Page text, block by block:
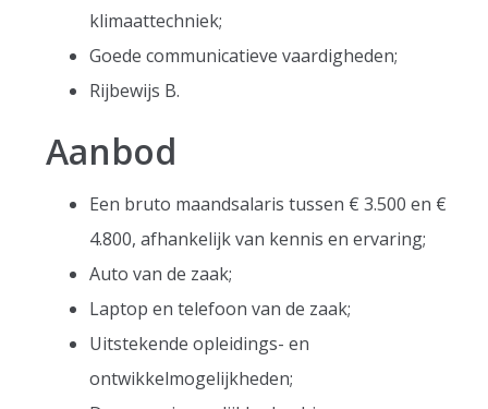
klimaattechniek;
Goede communicatieve vaardigheden;
Rijbewijs B.
Aanbod
Een bruto maandsalaris tussen € 3.500 en €
4.800, afhankelijk van kennis en ervaring;
Auto van de zaak;
Laptop en telefoon van de zaak;
Uitstekende opleidings- en
ontwikkelmogelijkheden;